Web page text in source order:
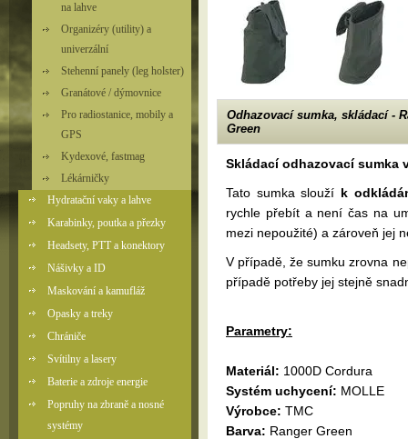
Odhazovací sumka, skládací -
Green
Skládací odhazovací sumka
Tato sumka slouží k
rychle přebít a není čas na
mezi nepoužité) a zároveň jej
V případě, že sumku zrovna
případě potřeby jej stejně
Parametry:
Materiál: 1000D Cordura
Systém uchycení: MOLLE
Výrobce: TMC
Barva: Ranger Green
na lahve
Organizéry (utility) a
univerzální
Stehenní panely (leg holster)
Granátové / dýmovnice
Pro radiostanice, mobily a
GPS
Kydexové, fastmag
Lékárničky
Hydratační vaky a lahve
Karabinky, poutka a přezky
Headsety, PTT a konektory
Nášivky a ID
Maskování a kamufláž
Opasky a treky
Chrániče
Svítilny a lasery
Baterie a zdroje energie
Popruhy na zbraně a nosné
systémy